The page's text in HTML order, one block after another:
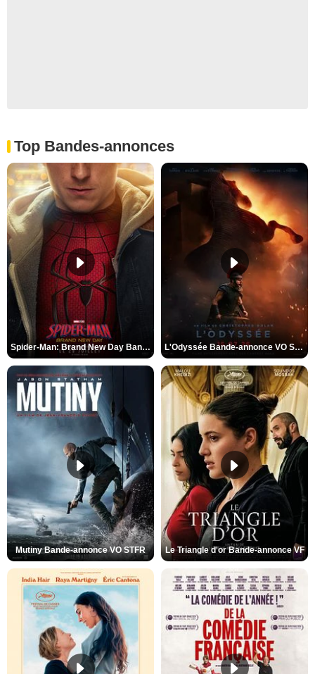
Top Bandes-annonces
Spider-Man: Brand New Day Bande-annonce VO STFR L'Odyssée Bande-annonce VO STFR
Mutiny Bande-annonce VO STFR Le Triangle d'or Bande-annonce VF